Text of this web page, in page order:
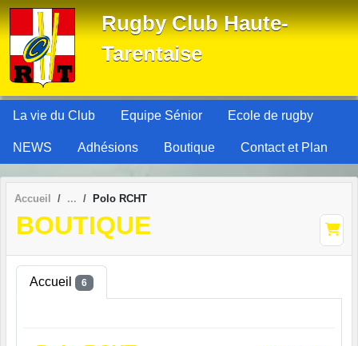
Rugby Club Haute-
Tarentaise
La vie du Club Equipe Sénior Ecole de rugby
NEWS Adhésions Boutique Contact et Plan
Accueil Polo RCHT
BOUTIQUE
Accueil 6
Panneau de gestion des cookies